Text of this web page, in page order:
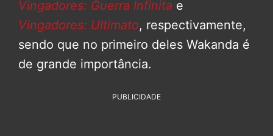
Vingadores: Guerra Infinita e
Vingadores: Ultimato, respectivamente,
sendo que no primeiro deles Wakanda é
de grande importância.
PUBLICIDADE